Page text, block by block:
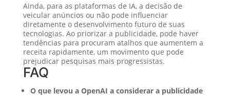
Ainda, para as plataformas de IA, a decisão de
veicular anúncios ou não pode influenciar
diretamente o desenvolvimento futuro de suas
tecnologias. Ao priorizar a publicidade, pode haver
tendências para procuram atalhos que aumentem a
receita rapidamente, um movimento que pode
prejudicar pesquisas mais progressistas.
FAQ
O que levou a OpenAI a considerar a publicidade